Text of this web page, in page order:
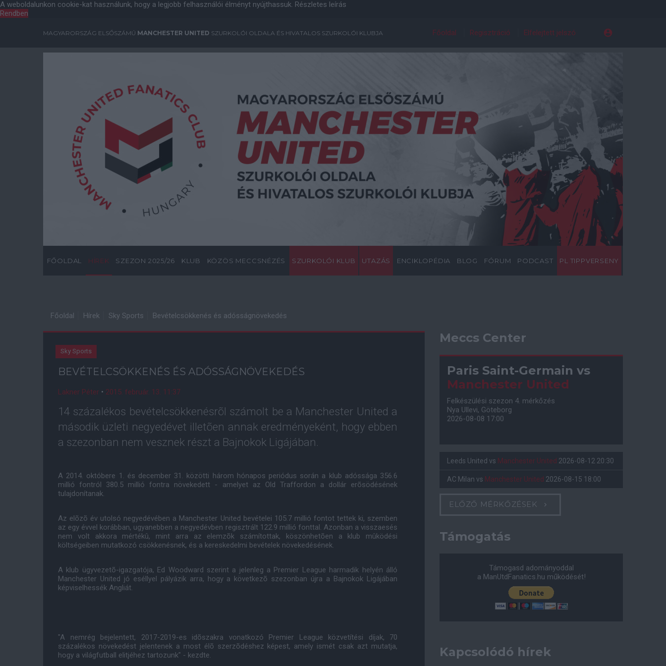
A weboldalunkon cookie-kat használunk, hogy a legjobb felhasználói élményt nyújthassuk. Részletes leírás
Rendben
MAGYARORSZÁG ELSŐSZÁMÚ MANCHESTER UNITED SZURKOLÓI OLDALA ÉS HIVATALOS SZURKOLÓI KLUBJA Főoldal Regisztráció Elfelejtett jelszó
FŐOLDAL HÍREK SZEZON 2025/26 KLUB KÖZÖS MECCSNÉZÉS SZURKOLÓI KLUB UTAZÁS ENCIKLOPÉDIA BLOG FÓRUM PODCAST PL TIPPVERSENY
Főoldal Hírek Sky Sports Bevételcsökkenés és adósságnövekedés
Sky Sports
BEVÉTELCSÖKKENÉS ÉS ADÓSSÁGNÖVEKEDÉS
Lakner Péter • 2015. február. 13. 11:37
14 százalékos bevételcsökkenésrõl számolt be a Manchester United a
második üzleti negyedévet illetõen annak eredményeként, hogy ebben
a szezonban nem vesznek részt a Bajnokok Ligájában.
A 2014. októbere 1. és december 31. közötti három hónapos periódus során a klub adóssága 356.6
millió fontról 380.5 millió fontra növekedett - amelyet az Old Traffordon a dollár erõsödésének
tulajdonítanak.
Az elõzõ év utolsó negyedévében a Manchester United bevételei 105.7 millió fontot tettek ki, szemben
az egy évvel korábban, ugyanebben a negyedévben regisztrált 122.9 millió fonttal. Azonban a visszaesés
nem volt akkora mértékû, mint arra az elemzõk számítottak, köszönhetõen a klub mûködési
költségeiben mutatkozó csökkenésnek, és a kereskedelmi bevételek növekedésének.
A klub ügyvezetõ-igazgatója, Ed Woodward szerint a jelenleg a Premier League harmadik helyén álló
Manchester United jó eséllyel pályázik arra, hogy a következõ szezonban újra a Bajnokok Ligájában
képviselhessék Angliát.
"A nemrég bejelentett, 2017-2019-es idõszakra vonatkozó Premier League közvetítési díjak, 70
százalékos növekedést jelentenek a most élõ szerzõdéshez képest, amely ismét csak azt mutatja,
hogy a világfutball elitjéhez tartozunk" - kezdte.
Meccs Center
Paris Saint-Germain vs
Manchester United
Felkészülési szezon 4. mérkőzés
Nya Ullevi, Göteborg
2026-08-08 17:00
Leeds United vs Manchester United 2026-08-12 20:30
AC Milan vs Manchester United 2026-08-15 18:00
ELŐZŐ MÉRKŐZÉSEK
Támogatás
Támogasd adományoddal
a ManUtdFanatics.hu működését!
Kapcsolódó hírek